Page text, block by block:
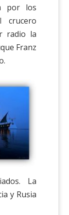
por los
crucero
radio la
Franz
La
y Rusia